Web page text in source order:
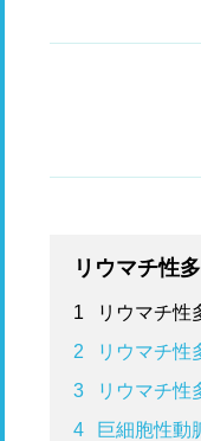
リウマチ性
1
リウマチ
2
リウマチ
3
リウマチ性
4
巨細胞性動